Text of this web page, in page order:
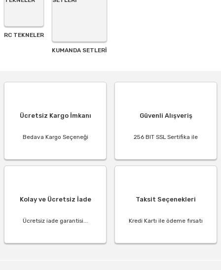
RC TEKNELER
KUMANDA SETLERİ
Ücretsiz Kargo İmkanı
Bedava Kargo Seçeneği
Güvenli Alışveriş
256 BIT SSL Sertifika ile
Kolay ve Ücretsiz İade
Ücretsiz iade garantisi...
Taksit Seçenekleri
Kredi Kartı ile ödeme fırsatı